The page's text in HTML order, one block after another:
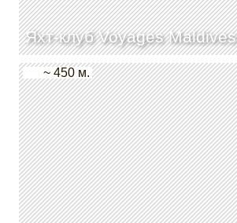
Яхт-клуб Voyages Maldives
~ 450 м.